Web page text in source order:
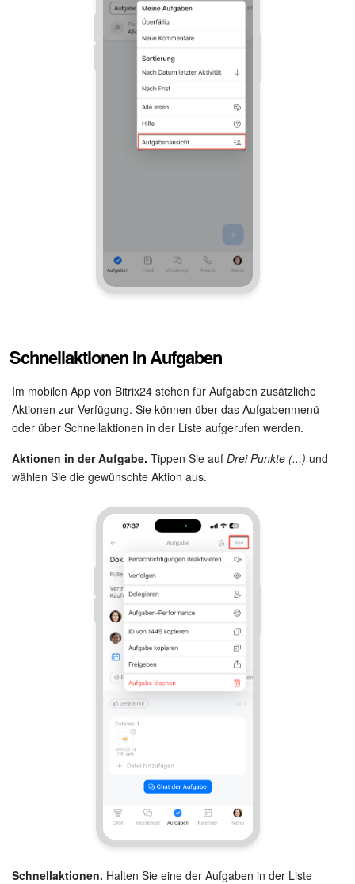
Schnellaktionen in Aufgaben
Im mobilen App von Bitrix24 stehen für Aufgaben zusätzliche
Aktionen zur Verfügung. Sie können über das Aufgabenmenü
oder über Schnellaktionen in der Liste aufgerufen werden.
Aktionen in der Aufgabe. Tippen Sie auf Drei Punkte (...) und
wählen Sie die gewünschte Aktion aus.
Schnellaktionen. Halten Sie eine der Aufgaben in der Liste